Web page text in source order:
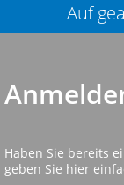
Auf
Haben Sie bereits
geben Sie hier